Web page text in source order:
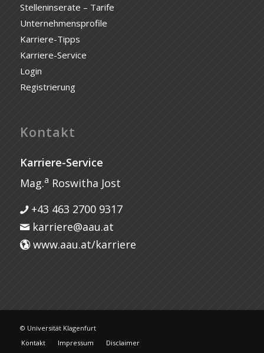
Stelleninserate – Tarife
Unternehmensprofile
Karriere-Tipps
Karriere-Service
Login
Registrierung
Kontakt
Karriere-Service
Mag.a Roswitha Jost
+43 463 2700 9317
karriere@aau.at
www.aau.at/karriere
© Universität Klagenfurt
Kontakt
Impressum Disclaimer